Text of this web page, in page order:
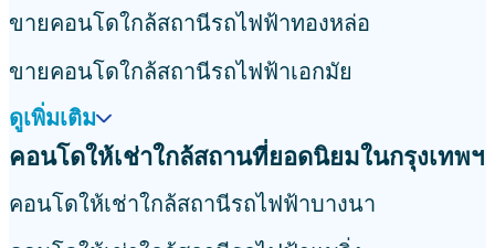
ขายคอนโดใกล้สถานีรถไฟฟ้าทองหล่อ
ขายคอนโดใกล้สถานีรถไฟฟ้าเอกมัย
ดูเพิ่มเติม
คอนโดให้เช่าใกล้สถานที่ยอดนิยมในกรุงเทพฯ
คอนโดให้เช่าใกล้สถานีรถไฟฟ้าบางนา